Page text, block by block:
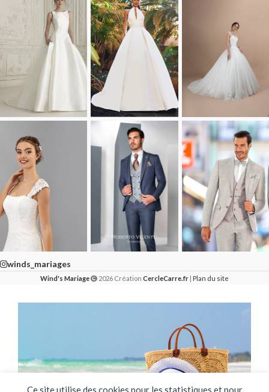
Ce site utilise des cookies pour les statistiques et pour
winds_mariages
Wind's Mariage 2026 Création CercleCarre.fr | Plan du site